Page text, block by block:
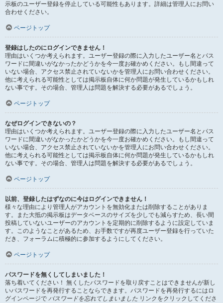
示板のユーザー登録を停止している可能性もあります。詳細は管理人にお問い
合わせください。
ページトップ
登録はしたのにログインできません！
理由はいくつか考えられます。ユーザー登録の際に入力したユーザー名とパス
ワードに間違いがなかったかどうかを今一度お確かめください。もし間違って
いない場合、アクセス禁止されていないかを管理人にお問い合わせください。
他に考えられる可能性としては掲示板自体に何か問題が発生しているかもしれ
ない事です。その場合、管理人は問題を解決する必要があるでしょう。
ページトップ
なぜログインできないの？
理由はいくつか考えられます。ユーザー登録の際に入力したユーザー名とパス
ワードに間違いがなかったかどうかを今一度お確かめください。もし間違って
いない場合、アクセス禁止されていないかを管理人にお問い合わせください。
他に考えられる可能性としては掲示板自体に何か問題が発生しているかもしれ
ない事です。その場合、管理人は問題を解決する必要があるでしょう。
ページトップ
以前、登録したはずなのに今はログインできません！
様々な理由により管理人がアカウントを無効化または削除することがありま
す。また大抵の掲示板はデータベースのサイズを少しでも減らすため、長い間
投稿していないユーザーのアカウントを定期的に削除するように設定していま
す。このようなことがあるため、お手数ですが再度ユーザー登録を行っていた
だき、フォーラムに積極的に参加するようにしてください。
ページトップ
パスワードを無くしてしまいました！
落ち着いてください！ 無くしたパスワードを取り戻すことはできませんが新し
いパスワードを再発行することならできます。パスワードを再発行するにはロ
グインページで パスワードを忘れてしまいました リンクをクリックしてくださ